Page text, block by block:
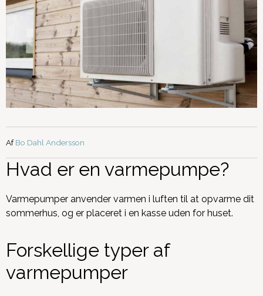
AfBo Dahl Andersson
Hvad er en varmepumpe?
Varmepumper anvender varmen i luften til at opvarme dit
sommerhus, og er placeret i en kasse uden for huset.
Forskellige typer af
varmepumper